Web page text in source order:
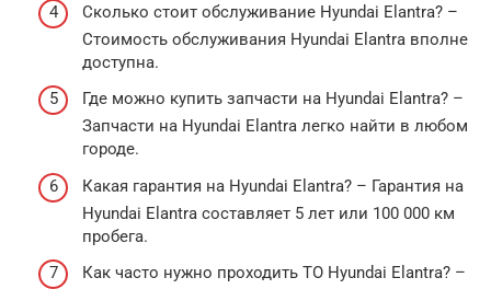
Сколько стоит обслуживание Hyundai Elantra? –
Стоимость обслуживания Hyundai Elantra вполне
доступна.
Где можно купить запчасти на Hyundai Elantra? –
Запчасти на Hyundai Elantra легко найти в любом
городе.
Какая гарантия на Hyundai Elantra? – Гарантия на
Hyundai Elantra составляет 5 лет или 100 000 км
пробега.
Как часто нужно проходить ТО Hyundai Elantra? –